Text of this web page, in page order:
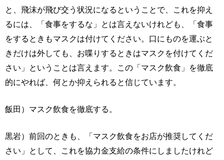
と、飛沫が飛び交う状況になるということで、これを抑え
るには、「食事をするな」とは言えないけれども、「食事
をするときもマスクは付けてください。口にものを運ぶと
きだけは外しても、お喋りするときはマスクを付けてくだ
さい」ということは言えます。この「マスク飲食」を徹底
的にやれば、何とか抑えられると信じています。
飯田）マスク飲食を徹底する。
黒岩）前回のときも、「マスク飲食をお店が推奨してくだ
さい」として、これを協力金支給の条件にしましたけれど